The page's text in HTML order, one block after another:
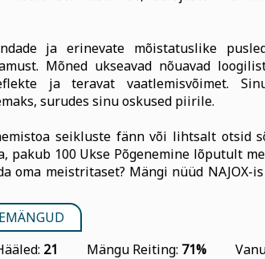
ja erinevate mõistatuslike
Mõned ukseavad nõuavad
ja teravat vaatlemisvõimet.
surudes sinu oskused piirile.
seikluste fänn või lihtsalt otsid
pakub 100 Ukse Põgenemine lõputult
oma meistritaset? Mängi nüüd NAJOX-
21 Mängu Reiting: 71%